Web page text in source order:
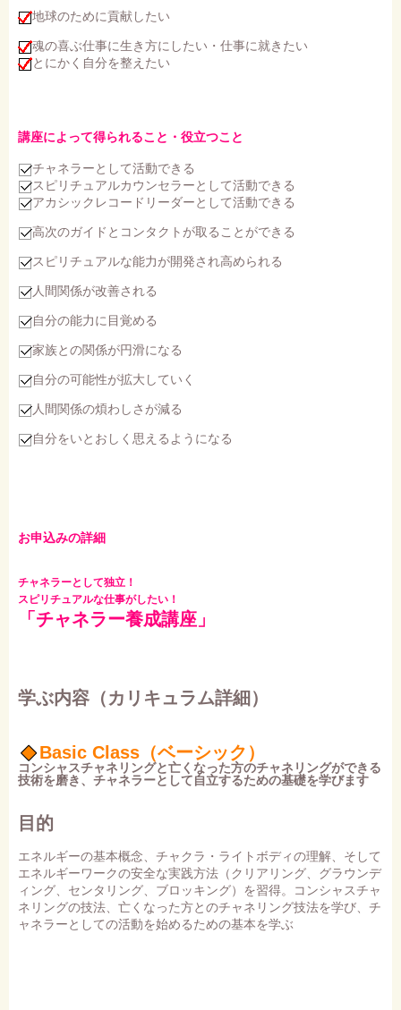
地球のために貢献したい
魂の喜ぶ仕事に生き方にしたい・仕事に就きたい
とにかく自分を整えたい
講座によって得られること・役立つこと
チャネラーとして活動できる
スピリチュアルカウンセラーとして活動できる
アカシックレコードリーダーとして活動できる
高次のガイドとコンタクトが取ることができる
スピリチュアルな能力が開発され高められる
人間関係が改善される
自分の能力に目覚める
家族との関係が円滑になる
自分の可能性が拡大していく
人間関係の煩わしさが減る
自分をいとおしく思えるようになる
お申込みの詳細
チャネラーとして独立！
スピリチュアルな仕事がしたい！
「チャネラー養成講座」
学ぶ内容（カリキュラム詳細）
Basic Class（ベーシック）
コンシャスチャネリングと亡くなった方のチャネリングができる
技術を磨き、チャネラーとして自立するための基礎を学びます
目的
エネルギーの基本概念、チャクラ・ライトボディの理解、そして
エネルギーワークの安全な実践方法（クリアリング、グラウンデ
ィング、センタリング、ブロッキング）を習得。コンシャスチャ
ネリングの技法、亡くなった方とのチャネリング技法を学び、チ
ャネラーとしての活動を始めるための基本を学ぶ